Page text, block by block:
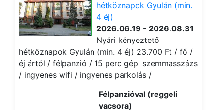
hétköznapok Gyulán (min.
4 éj)
2026.06.19 - 2026.08.31
Nyári kényeztető
hétköznapok Gyulán (min. 4 éj) 23.700 Ft / fő /
éj ártól / félpanzió / 15 perc gépi szemmasszázs
/ ingyenes wifi / ingyenes parkolás /
Félpanzióval (reggeli
vacsora)